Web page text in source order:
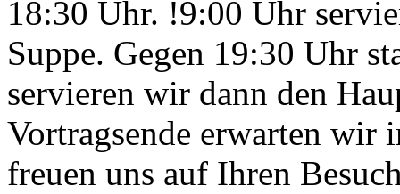
18:30 Uhr. !9:00 Uhr
Suppe. Gegen 19:30 Uhr
servieren wir dann den
Vortragsende erwarten wir
freuen uns auf Ihren